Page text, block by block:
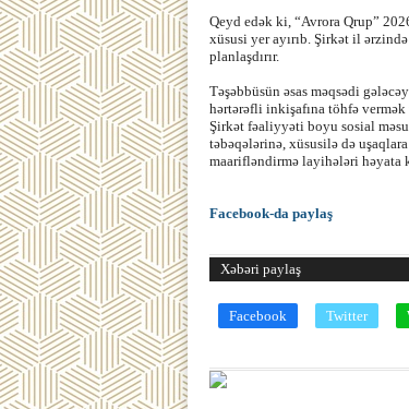
Qeyd edək ki, “Avrora Qrup”
xüsusi yer ayırıb. Şirkət il
planlaşdırır.
Təşəbbüsün əsas məqsədi
hərtərəfli inkişafına töhfə
Şirkət fəaliyyəti boyu sosial
təbəqələrinə, xüsusilə də
maarifləndirmə layihələri həyata
Facebook-da paylaş
Xəbəri paylaş
Facebook Twitter